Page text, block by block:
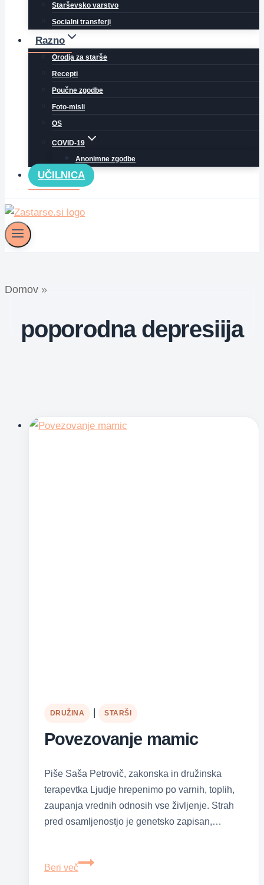
Starševsko varstvo
Socialni transferji
Razno
Orodja za starše
Recepti
Poučne zgodbe
Foto-misli
OS
COVID-19
Anonimne zgodbe
UČILNICA
Domov »
poporodna depresiija
DRUŽINA STARŠI
Povezovanje mamic
Piše Saša Petrovič, zakonska in družinska
terapevtka Ljudje hrepenimo po varnih, toplih,
zaupanja vrednih odnosih vse življenje. Strah
pred osamljenostjo je genetsko zapisan,…
Beri več
Povezovanje